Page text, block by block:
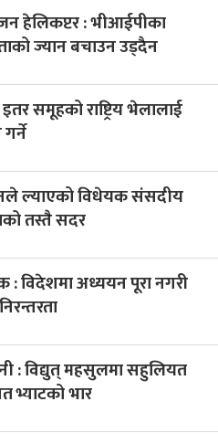
हेलिकप्टर : भीआईपीका
ज्यान बचाउन उड्दैन
समूहको राष्ट्रिय भेलालाई
ल्याएको विधेयक संसदीय
तस्तै सदर
: विदेशमा अध्ययन पूरा नगरी
: विद्युत् महसुलमा सहुलियत
भ्याटको भार